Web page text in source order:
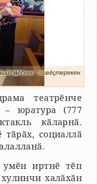
ыйтӑвӗсене тивӗҫтерекен
театрӗнче
– юратура (777
кӑларнӑ.
тӑрӑх, социаллӑ
умӗн иртнӗ тӗп
халӑхӑн